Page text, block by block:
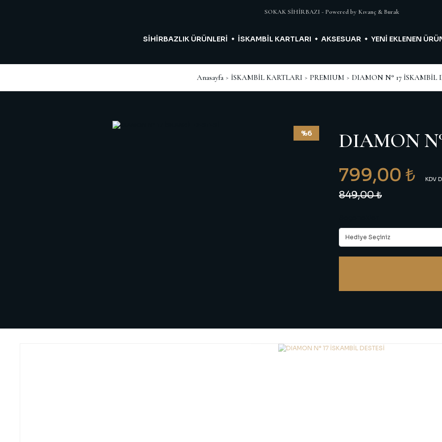
SOKAK SİHİRBAZI - Powered by Kıvanç & Burak
SİHİRBAZLIK ÜRÜNLERİ İSKAMBİL KARTLARI AKSESUAR YENİ EKLENEN
Anasayfa İSKAMBİL KARTLARI PREMIUM DIAMON N° 17 İSKAMBİL
%6 DIAMON
799,00 ₺
849,00 ₺
KDV